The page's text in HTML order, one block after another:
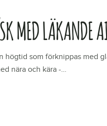
MED LÄKANDE
högtid som förknippas med
nära och kära -…